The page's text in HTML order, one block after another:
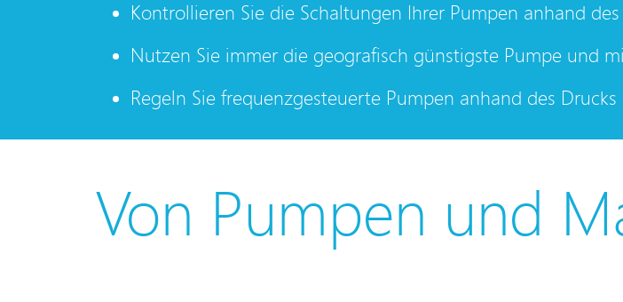
Kontrollieren Sie die Schaltungen Ihrer Pumpen anhand
Nutzen Sie immer die geografisch günstigste Pumpe und
Regeln Sie frequenzgesteuerte Pumpen anhand des
Von Pumpen und